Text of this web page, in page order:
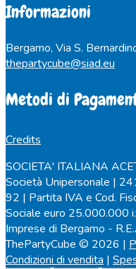
Informazioni
Bergamo, Via S.
thepartycube@siad.eu
Metodi di
Credits
SOCIETA' ITALIANA
Società Unipersonale |
92 | Partita IVA e Cod.
Sociale euro 25.000.000
Imprese di Bergamo -
ThePartyCube © 2026 |
Condizioni di vendita |